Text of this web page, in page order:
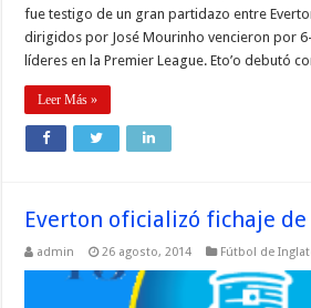
fue testigo de un gran partidazo entre
dirigidos por José Mourinho vencieron por
líderes en la Premier League. Eto’o debutó
Leer Más »
Everton oficializó fichaje de
admin 26 agosto, 2014 Fútbol de